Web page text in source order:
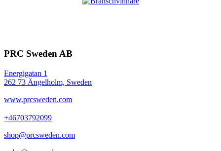
PRC Sweden AB
Energigatan 1
262 73 Ängelholm, Sweden
www.prcsweden.com
+46703792099
shop@prcsweden.com